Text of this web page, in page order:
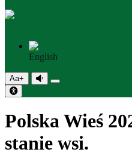
English
Aa+
Polska Wieś
stanie wsi.